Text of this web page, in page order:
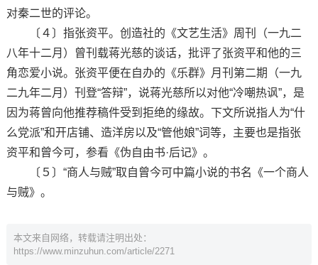
对秦二世的评论。
〔４〕指张资平。创造社的《文艺生活》周刊（一九二
八年十二月）曾刊载蒋光慈的谈话，批评了张资平和他的三
角恋爱小说。张资平便在自办的《乐群》月刊第二期（一九
二九年二月）刊登“答辩”，说蒋光慈所以对他“冷嘲热讽”，是
因为蒋曾向他推荐稿件受到拒绝的缘故。下文所说指人为“什
么党派”和开店铺、造洋房以及“管他娘”词等，主要也是指张
资平和曾今可，参看《伪自由书·后记》。
〔５〕“商人与贼”取自曾今可中篇小说的书名《一个商人
与贼》。
本文来自网络，转载请注明出处：
https://www.minzuhun.com/article/2271